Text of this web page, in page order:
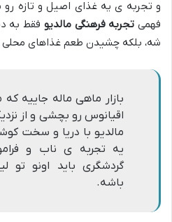
و تجربه ی یه غذای اصیل و تازه
فهمی تجربه فرهنگی مالدیو فقط به
شه، بلکه چشیدن طعم غذاهای
بازار ماهی ماله جاییه
اقیانوس رو بچشی و از
مالدیو با دریا و سخت
یه تجربه ی ناب و
گردشگری باید اونو
باشه.